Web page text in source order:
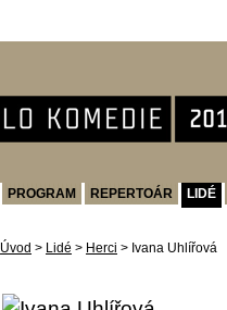
PROGRAM REPERTOÁR
LIDÉ
Úvod > Lidé > Herci > Ivana Uhlířová